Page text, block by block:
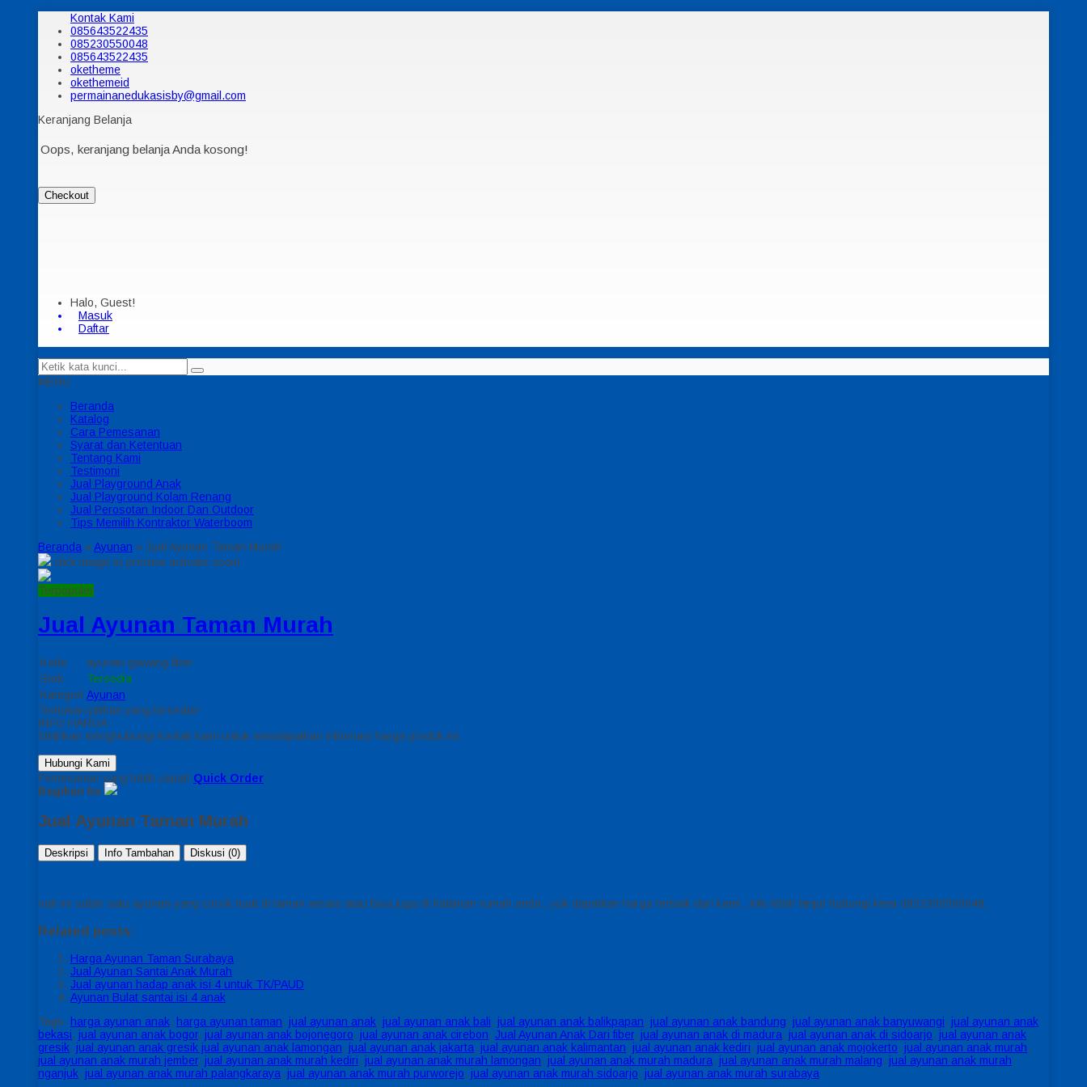
Kontak Kami
085643522435
085230550048
085643522435
oketheme
okethemeid
permainanedukasisby@gmail.com
Keranjang Belanja
Oops, keranjang belanja Anda kosong!
Checkout
Halo, Guest!
Masuk
Daftar
MENU
Beranda
Katalog
Cara Pemesanan
Syarat dan Ketentuan
Tentang Kami
Testimoni
Jual Playground Anak
Jual Playground Kolam Renang
Jual Perosotan Indoor Dan Outdoor
Tips Memilih Kontraktor Waterboom
Beranda »Ayunan » Jual Ayunan Taman Murah
click image to preview activate zoom
Terpopuler
Jual Ayunan Taman Murah
Kode
ayunan gawang fiber
Stok
Tersedia
Kategori Ayunan
Tentukan pilihan yang tersedia!
INFO HARGA
Silahkan menghubungi kontak kami untuk mendapatkan informasi harga produk ini.
Hubungi Kami
Pemesanan yang lebih cepat! Quick Order
Bagikan ke
Jual Ayunan Taman Murah
Deskripsi Info Tambahan Diskusi (0)
nah ini salah satu ayunan yang cocok buat di taman wisata atau bisa juga di halaman rumah anda , yuk dapatkan harga terbaik dari kami , info lebih lanjut hubungi kmai 0852305500048.
Related posts:
Harga Ayunan Taman Surabaya
Jual Ayunan Santai Anak Murah
Jual ayunan hadap anak isi 4 untuk TK/PAUD
Ayunan Bulat santai isi 4 anak
Tags: harga ayunan anak, harga ayunan taman, jual ayunan anak, jual ayunan anak bali, jual ayunan anak balikpapan, jual ayunan anak bandung, jual ayunan anak banyuwangi, jual ayunan anak
bekasi, jual ayunan anak bogor, jual ayunan anak bojonegoro, jual ayunan anak cirebon, Jual Ayunan Anak Dari fiber, jual ayunan anak di madura, jual ayunan anak di sidoarjo, jual ayunan anak
gresik, jual ayunan anak gresik jual ayunan anak lamongan, jual ayunan anak jakarta, jual ayunan anak kalimantan, jual ayunan anak kediri, jual ayunan anak mojokerto, jual ayunan anak murah,
jual ayunan anak murah jember, jual ayunan anak murah kediri, jual ayunan anak murah lamongan, jual ayunan anak murah madura, jual ayunan anak murah malang, jual ayunan anak murah
nganjuk, jual ayunan anak murah palangkaraya, jual ayunan anak murah purworejo, jual ayunan anak murah sidoarjo, jual ayunan anak murah surabaya